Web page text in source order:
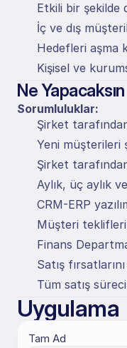
Etkili bir şekilde
İç ve dış
Hedefleri aşma
Kişisel ve
Ne Yapacaksın
Sorumluluklar:
Şirket
Yeni müşterileri
Şirket
Aylık, üç aylık
CRM-ERP
Müşteri
Finans
Satış
Tüm satış
Uygulama
Tam Ad